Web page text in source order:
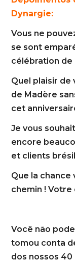
Dynargie:
Vous ne
se sont
célébration de
Quel plaisir
de Madère
cet
Je vous
encore
et clients
Que la chance
chemin !
Você não
tomou conta
dos nossos 40